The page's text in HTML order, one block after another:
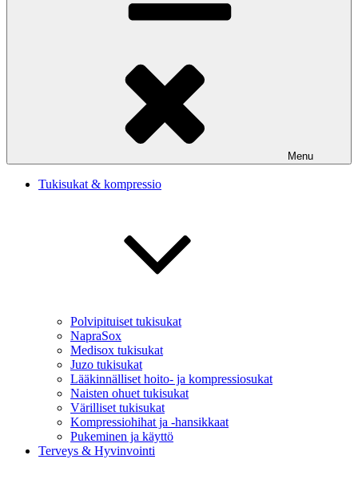
Menu
Tukisukat & kompressio
Polvipituiset tukisukat
NapraSox
Medisox tukisukat
Juzo tukisukat
Lääkinnälliset hoito- ja kompressiosukat
Naisten ohuet tukisukat
Värilliset tukisukat
Kompressiohihat ja -hansikkaat
Pukeminen ja käyttö
Terveys & Hyvinvointi